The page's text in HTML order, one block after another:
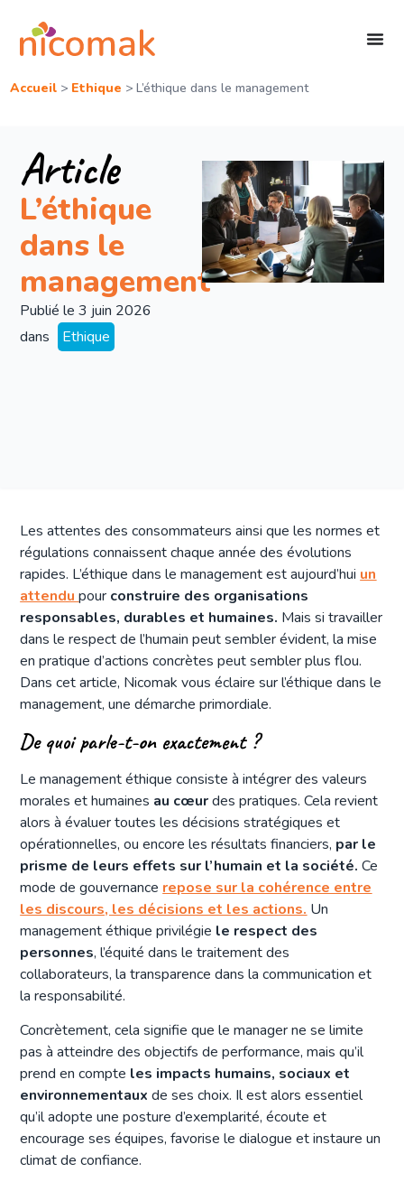
Accueil> Ethique > L’éthique dans le management
Article
L’éthique
dans le
management
Publié le 3 juin 2026
dans
Ethique
Les attentes des consommateurs ainsi que les normes et
régulations connaissent chaque année des évolutions
rapides. L’éthique dans le management est aujourd’hui un
attendupour construire des organisations
responsables, durables et humaines. Mais si travailler
dans le respect de l’humain peut sembler évident, la mise
en pratique d’actions concrètes peut sembler plus flou.
Dans cet article, Nicomak vous éclaire sur l’éthique dans le
management, une démarche primordiale.
De quoi parle-t-on exactement ?
Le management éthique consiste à intégrer des valeurs
morales et humaines au cœurdes pratiques. Cela revient
alors à évaluer toutes les décisions stratégiques et
opérationnelles, ou encore les résultats financiers, par le
prisme de leurs effets sur l’humain et la société. Ce
mode de gouvernance repose sur la cohérence entre
les discours, les décisions et les actions. Un
management éthique privilégie le respect des
personnes, l’équité dans le traitement des
collaborateurs, la transparence dans la communication et
la responsabilité.
Concrètement, cela signifie que le manager ne se limite
pas à atteindre des objectifs de performance, mais qu’il
prend en compte les impacts humains, sociaux et
environnementaux de ses choix. Il est alors essentiel
qu’il adopte une posture d’exemplarité, écoute et
encourage ses équipes, favorise le dialogue et instaure un
climat de confiance.